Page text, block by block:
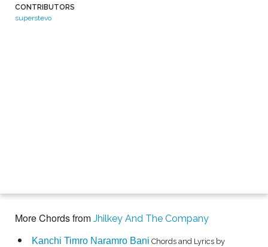
CONTRIBUTORS
superstevo
More Chords from Jhilkey And The Company
Kanchi Timro Naramro Bani Chords and Lyrics by